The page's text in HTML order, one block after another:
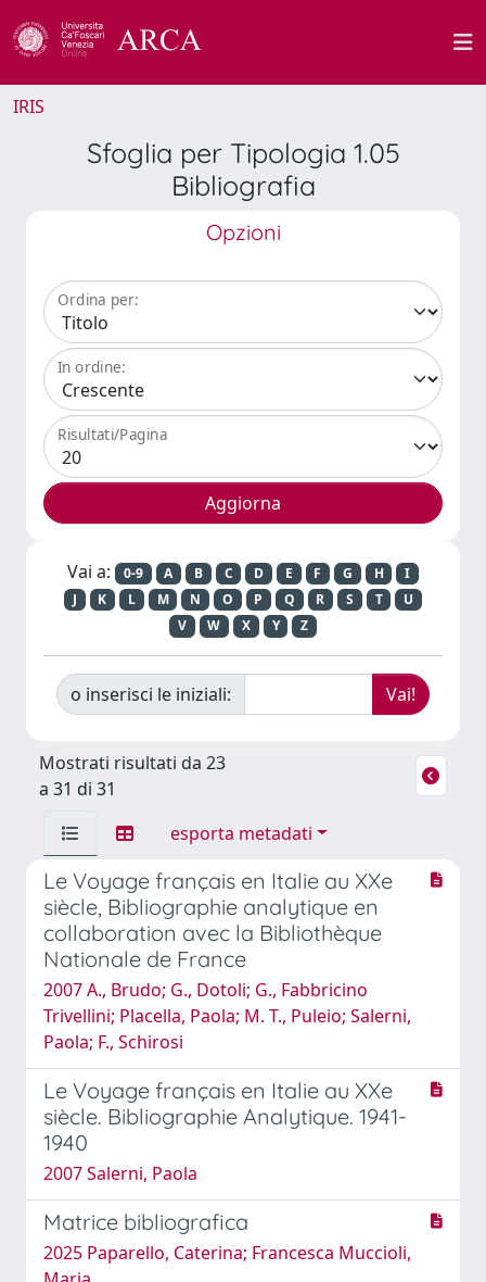
IRIS
Sfoglia per Tipologia 1.05
Bibliografia
Opzioni
Ordina per:
In ordine:
Risultati/Pagina
Vai a: 0-9 A B C D E F G H
I
J
K L M N O P Q R S T
U
V
W X Y Z
o inserisci le iniziali:
Mostrati risultati da 23
a 31 di 31
esporta metadati
Le Voyage français en Italie au XXe
siècle, Bibliographie analytique en
collaboration avec la Bibliothèque
Nationale de France
2007 A., Brudo; G., Dotoli; G., Fabbricino
Trivellini; Placella, Paola; M. T., Puleio; Salerni,
Paola; F., Schirosi
Le Voyage français en Italie au XXe
siècle. Bibliographie Analytique. 1941-
1940
2007 Salerni, Paola
Matrice bibliografica
2025 Paparello, Caterina; Francesca Muccioli,